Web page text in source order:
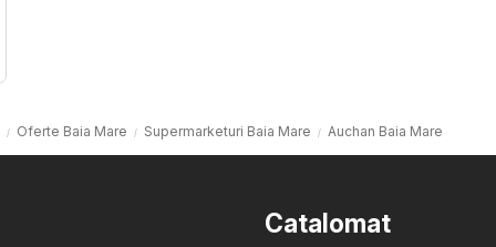
Oferte Baia Mare Supermarketuri Baia Mare Auchan Baia Mare
Catalomat